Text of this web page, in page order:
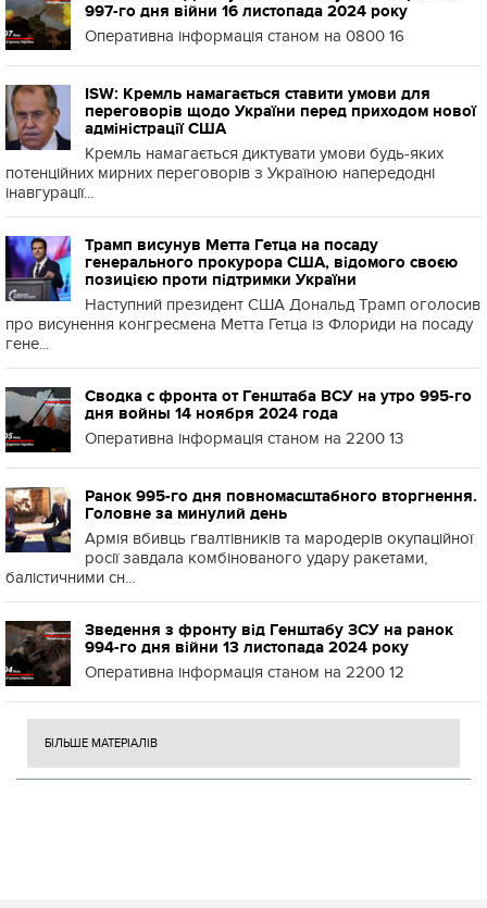
997-го дня війни 16 листопада 2024 року
Оперативна інформація станом на 0800 16
ISW: Кремль намагається ставити умови для
переговорів щодо України перед приходом нової
адміністрації США
Кремль намагається диктувати умови будь-яких
потенційних мирних переговорів з Україною напередодні
інавгурації...
Трамп висунув Метта Гетца на посаду
генерального прокурора США, відомого своєю
позицією проти підтримки України
Наступний президент США Дональд Трамп оголосив
про висунення конгресмена Метта Гетца із Флориди на посаду
гене...
Сводка с фронта от Генштаба ВСУ на утро 995-го
дня войны 14 ноября 2024 года
Оперативна інформація станом на 2200 13
Ранок 995-го дня повномасштабного вторгнення.
Головне за минулий день
Армія вбивць ґвалтівників та мародерів окупаційної
росії завдала комбінованого удару ракетами,
балістичними сн...
Зведення з фронту від Генштабу ЗСУ на ранок
994-го дня війни 13 листопада 2024 року
Оперативна інформація станом на 2200 12
БІЛЬШЕ МАТЕРІАЛІВ